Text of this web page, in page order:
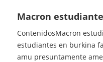
Macron estudiante
ContenidosMacron
estudiantes en burkina
amu presuntamente